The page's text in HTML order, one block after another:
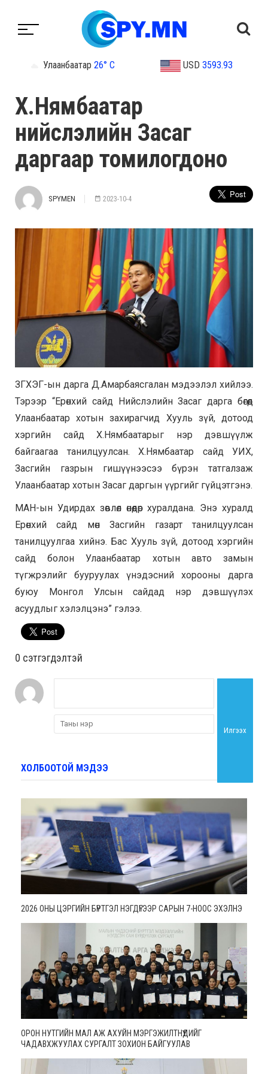
Улаанбаатар 26° C USD 3593.93
Х.Нямбаатар
нийслэлийн Засаг
даргаар томилогдоно
SPYMEN 2023-10-4
ЗГХЭГ-ын дарга Д.Амарбаясгалан мэдээлэл хийлээ.
Тэрээр “Ерөнхий сайд Нийслэлийн Засаг дарга бөгөөд
Улаанбаатар хотын захирагчид Хууль зүй, дотоод
хэргийн сайд Х.Нямбаатарыг нэр дэвшүүлж
байгаагаа танилцуулсан. Х.Нямбаатар сайд УИХ,
Засгийн газрын гишүүнээсээ бүрэн татгалзаж
Улаанбаатар хотын Засаг даргын үүргийг гүйцэтгэнэ.
МАН-ын Удирдах зөвлөл өнөөдөр хуралдана. Энэ хуралд
Ерөнхий сайд мөн Засгийн газарт танилцуулсан
танилцуулгаа хийнэ. Бас Хууль зүй, дотоод хэргийн
сайд болон Улаанбаатар хотын авто замын
түгжрэлийг бууруулах үнэдэсний хорооны дарга
буюу Монгол Улсын сайдад нэр дэвшүүлэх
асуудлыг хэлэлцэнэ” гэлээ.
0 cэтгэгдэлтэй
Илгээх
ХОЛБООТОЙ МЭДЭЭ
2026 ОНЫ ЦЭРГИЙН БҮРТГЭЛ НЭГДҮГЭЭР САРЫН 7-НООС ЭХЭЛНЭ
ОРОН НУТГИЙН МАЛ АЖ АХУЙН МЭРГЭЖИЛТНҮҮДИЙГ
ЧАДАВХЖУУЛАХ СУРГАЛТ ЗОХИОН БАЙГУУЛАВ